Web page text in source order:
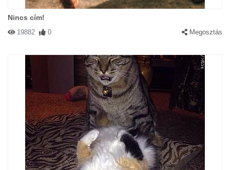
Nincs cím!
19882 0 Megosztás